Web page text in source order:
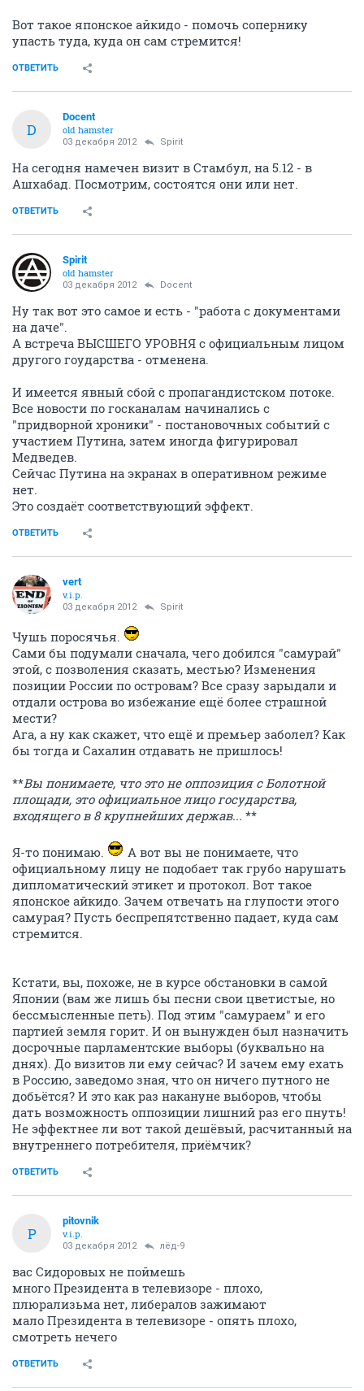
Вот такое японское айкидо - помочь сопернику
упасть туда, куда он сам стремится!
ОТВЕТИТЬ
D
Docent
old hamster
03 декабря 2012 Spirit
На сегодня намечен визит в Стамбул, на 5.12 - в
Ашхабад. Посмотрим, состоятся они или нет.
ОТВЕТИТЬ
Spirit
old hamster
03 декабря 2012 Docent
Ну так вот это самое и есть - "работа с документами
на даче".
А встреча ВЫСШЕГО УРОВНЯ с официальным лицом
другого гоударства - отменена.
И имеется явный сбой с пропагандистском потоке.
Все новости по госканалам начинались с
"придворной хроники" - постановочных событий с
участием Путина, затем иногда фигурировал
Медведев.
Сейчас Путина на экранах в оперативном режиме
нет.
Это создаёт соответствующий эффект.
ОТВЕТИТЬ
vert
v.i.p.
03 декабря 2012 Spirit
Чушь поросячья.
Сами бы подумали сначала, чего добился "самурай"
этой, с позволения сказать, местью? Изменения
позиции России по островам? Все сразу зарыдали и
отдали острова во избежание ещё более страшной
мести?
Ага, а ну как скажет, что ещё и премьер заболел? Как
бы тогда и Сахалин отдавать не пришлось!
**Вы понимаете, что это не оппозиция с Болотной
площади, это официальное лицо государства,
входящего в 8 крупнейших держав... **
Я-то понимаю.
А вот вы не понимаете, что
официальному лицу не подобает так грубо нарушать
дипломатический этикет и протокол. Вот такое
японское айкидо. Зачем отвечать на глупости этого
самурая? Пусть беспрепятственно падает, куда сам
стремится.
Кстати, вы, похоже, не в курсе обстановки в самой
Японии (вам же лишь бы песни свои цветистые, но
бессмысленные петь). Под этим "самураем" и его
партией земля горит. И он вынужден был назначить
досрочные парламентские выборы (буквально на
днях). До визитов ли ему сейчас? И зачем ему ехать
в Россию, заведомо зная, что он ничего путного не
добьётся? И это как раз накануне выборов, чтобы
дать возможность оппозиции лишний раз его пнуть!
Не эффектнее ли вот такой дешёвый, расчитанный на
внутреннего потребителя, приёмчик?
ОТВЕТИТЬ
P
pitovnik
v.i.p.
03 декабря 2012 лёд-9
вас Сидоровых не поймешь
много Президента в телевизоре - плохо,
плюрализьма нет, либералов зажимают
мало Президента в телевизоре - опять плохо,
смотреть нечего
ОТВЕТИТЬ